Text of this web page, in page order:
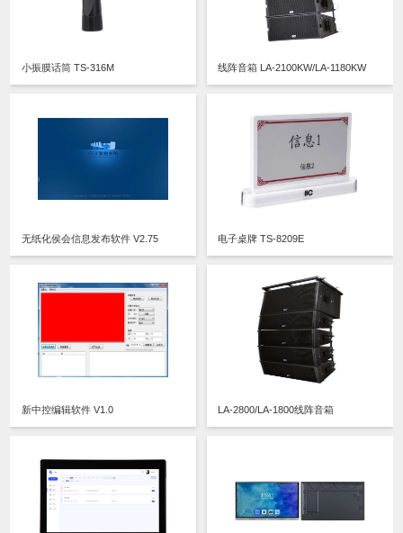
小振膜话筒 TS-316M 线阵音箱 LA-2100KW/LA-1180KW
无纸化侯会信息发布软件 V2.75 电子桌牌 TS-8209E
新中控编辑软件 V1.0 LA-2800/LA-1800线阵音箱